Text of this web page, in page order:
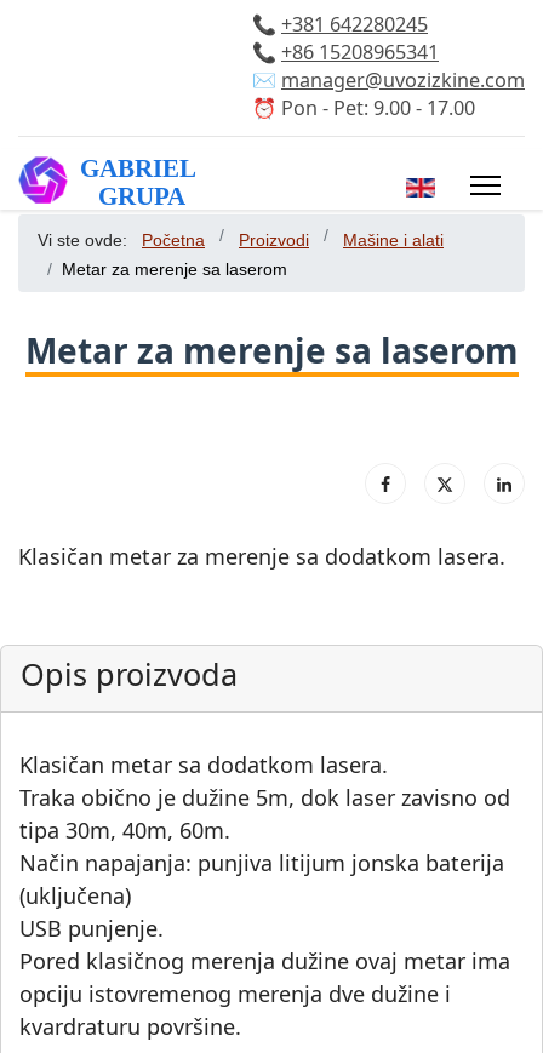
📞 +381 642280245
📞 +86 15208965341
✉️ manager@uvozizkine.com
⏰ Pon - Pet: 9.00 - 17.00
Izaberite vaš
Vi ste ovde: Početna Proizvodi
Mašine i alati
Metar za merenje sa laserom
Metar za merenje sa laserom
Klasičan metar za merenje sa dodatkom lasera.
Opis proizvoda
Klasičan metar sa dodatkom lasera.
Traka obično je dužine 5m, dok laser zavisno od
tipa 30m, 40m, 60m.
Način napajanja: punjiva litijum jonska baterija
(uključena)
USB punjenje.
Pored klasičnog merenja dužine ovaj metar ima
opciju istovremenog merenja dve dužine i
kvardraturu površine.